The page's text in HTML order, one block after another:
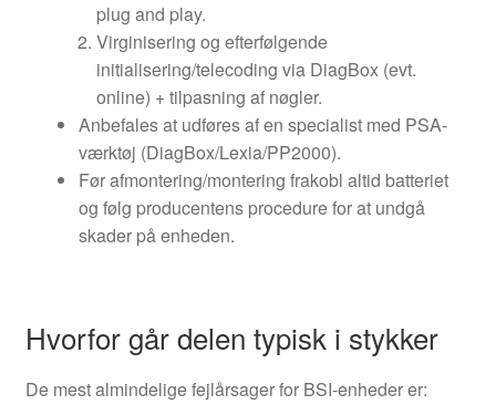
plug and play.
Virginisering og efterfølgende
initialisering/telecoding via DiagBox (evt.
online) + tilpasning af nøgler.
Anbefales at udføres af en specialist med PSA-
værktøj (DiagBox/Lexia/PP2000).
Før afmontering/montering frakobl altid batteriet
og følg producentens procedure for at undgå
skader på enheden.
Hvorfor går delen typisk i stykker
De mest almindelige fejlårsager for BSI-enheder er: